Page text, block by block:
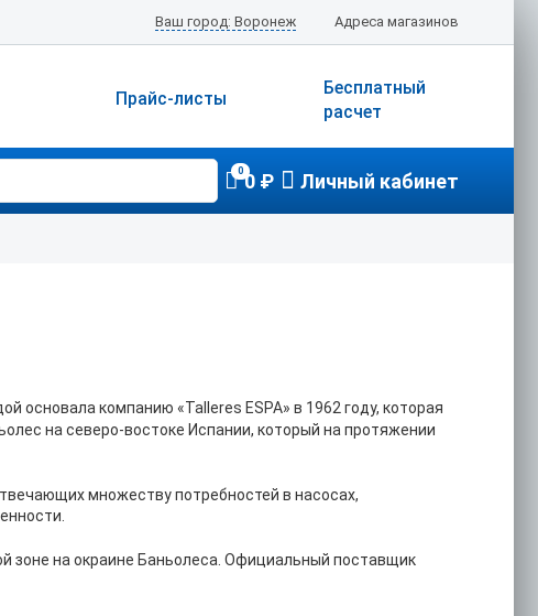
Адреса магазинов
Ваш город: Воронеж
Бесплатный
расчет
Прайс-листы
00 ₽ Личный кабинет
компанию «Talleres ESPA» в 1962 году, которая
на северо-востоке Испании, который на протяжении
множеству потребностей в насосах,
зоне на окраине Баньолеса. Официальный поставщик